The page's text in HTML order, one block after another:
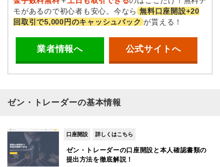
モがあるので初心者も安心。今なら 無料口座開設+20
回取引で5,000円のキャッシュバック が貰える！
業者情報へ 公式サイトへ
ゼン・トレーダーの基本情報
口座開設 詳しくはこちら
ゼン・トレーダーの口座開設と本人確認書類の
提出方法を徹底解説！